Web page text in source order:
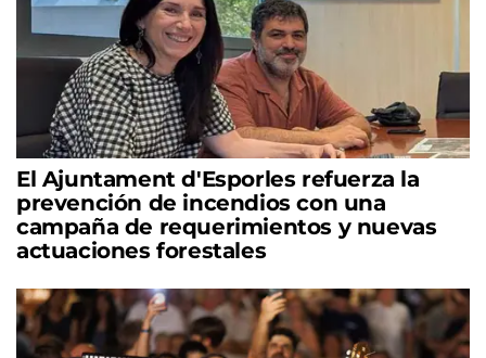
El Ajuntament d'Esporles refuerza la
prevención de incendios con una
campaña de requerimientos y nuevas
actuaciones forestales